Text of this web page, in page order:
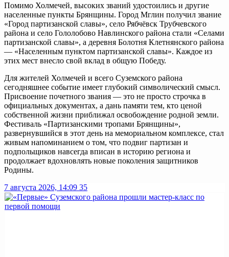
Помимо Холмечей, высоких званий удостоились и другие
населенные пункты Брянщины. Город Мглин получил звание
«Город партизанской славы», село Рябчёвск Трубчевского
района и село Гололобово Навлинского района стали «Селами
партизанской славы», а деревня Болотня Клетнянского района
— «Населенным пунктом партизанской славы». Каждое из
этих мест внесло свой вклад в общую Победу.
Для жителей Холмечей и всего Суземского района
сегодняшнее событие имеет глубокий символический смысл.
Присвоение почетного звания — это не просто строчка в
официальных документах, а дань памяти тем, кто ценой
собственной жизни приближал освобождение родной земли.
Фестиваль «Партизанскими тропами Брянщины»,
развернувшийся в этот день на мемориальном комплексе, стал
живым напоминанием о том, что подвиг партизан и
подпольщиков навсегда вписан в историю региона и
продолжает вдохновлять новые поколения защитников
Родины.
7 августа 2026, 14:09 35